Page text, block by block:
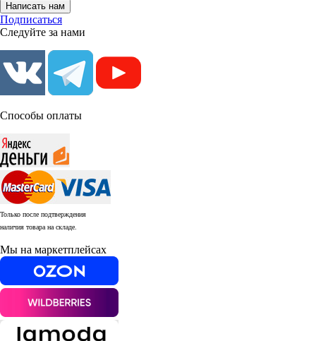
Написать нам
Подписаться
Следуйте за нами
Способы оплаты
Только после подтверждения
наличия товара на складе.
Мы на маркетплейсах